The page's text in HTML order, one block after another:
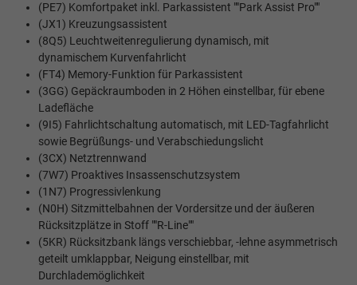
(PE7) Komfortpaket inkl. Parkassistent ""Park Assist Pro""
(JX1) Kreuzungsassistent
(8Q5) Leuchtweitenregulierung dynamisch, mit
dynamischem Kurvenfahrlicht
(FT4) Memory-Funktion für Parkassistent
(3GG) Gepäckraumboden in 2 Höhen einstellbar, für ebene
Ladefläche
(9I5) Fahrlichtschaltung automatisch, mit LED-Tagfahrlicht
sowie Begrüßungs- und Verabschiedungslicht
(3CX) Netztrennwand
(7W7) Proaktives Insassenschutzsystem
(1N7) Progressivlenkung
(N0H) Sitzmittelbahnen der Vordersitze und der äußeren
Rücksitzplätze in Stoff ""R-Line""
(5KR) Rücksitzbank längs verschiebbar, -lehne asymmetrisch
geteilt umklappbar, Neigung einstellbar, mit
Durchlademöglichkeit